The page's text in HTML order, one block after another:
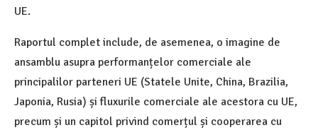
UE.
Raportul complet include, de asemenea, o imagine de
ansamblu asupra performanțelor comerciale ale
principalilor parteneri UE (Statele Unite, China, Brazilia,
Japonia, Rusia) și fluxurile comerciale ale acestora cu UE,
precum și un capitol privind comerțul și cooperarea cu